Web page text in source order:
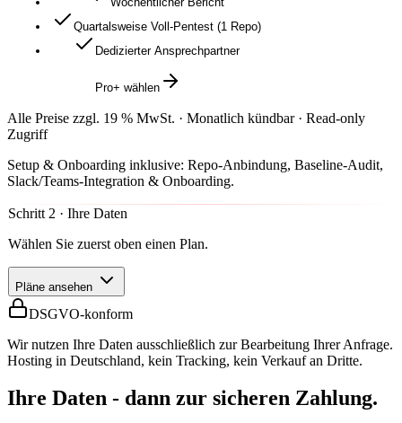
Quartalsweise Voll-Pentest (1 Repo)
Dedizierter Ansprechpartner
Pro+ wählen
Alle Preise zzgl. 19 % MwSt. · Monatlich kündbar · Read-only
Zugriff
Setup & Onboarding inklusive: Repo-Anbindung, Baseline-Audit,
Slack/Teams-Integration & Onboarding.
Schritt 2 · Ihre Daten
Wählen Sie zuerst oben einen Plan.
Pläne ansehen
DSGVO-konform
Wir nutzen Ihre Daten ausschließlich zur Bearbeitung Ihrer Anfrage.
Hosting in Deutschland, kein Tracking, kein Verkauf an Dritte.
Ihre Daten - dann zur sicheren Zahlung.